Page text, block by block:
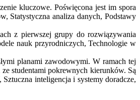
kluczowe. Poświęcona jest im spora
Statystyczna analiza danych, Podstawy
z pierwszej grupy do rozwiązywania
nauk przyrodniczych, Technologie w
planami zawodowymi. W ramach tej
studentami pokrewnych kierunków. Są
inteligencja i systemy doradcze,